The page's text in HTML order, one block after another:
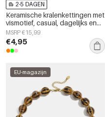
2-5 DAGEN
Keramische kralenkettingen met
vismotief, casual, dagelijks en
romantisch, damessieraden
MSRP €15,99
€4,95
EU-magazijn